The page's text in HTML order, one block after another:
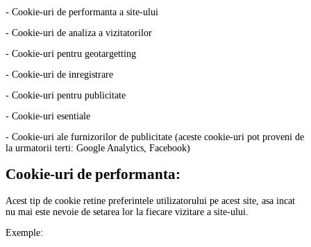
- Cookie-uri de performanta a site-ului
- Cookie-uri de analiza a vizitatorilor
- Cookie-uri pentru geotargetting
- Cookie-uri de inregistrare
- Cookie-uri pentru publicitate
- Cookie-uri esentiale
- Cookie-uri ale furnizorilor de publicitate (aceste cookie-uri pot proveni de
la urmatorii terti: Google Analytics, Facebook)
Cookie-uri de performanta:
Acest tip de cookie retine preferintele utilizatorului pe acest site, asa incat
nu mai este nevoie de setarea lor la fiecare vizitare a site-ului.
Exemple: